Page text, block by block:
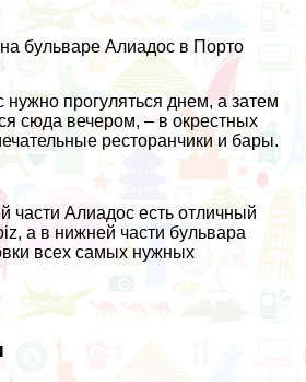
бульваре Алиадос в Порто
прогуляться днем, а затем
сюда вечером, – в окрестных
ресторанчики и бары.
части Алиадос есть отличный
, а в нижней части бульвара
всех самых нужных